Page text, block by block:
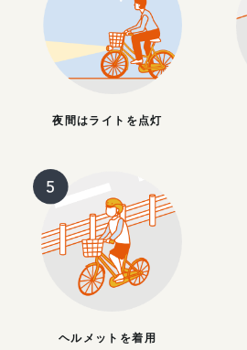
夜間はライトを点灯
ヘルメットを着用